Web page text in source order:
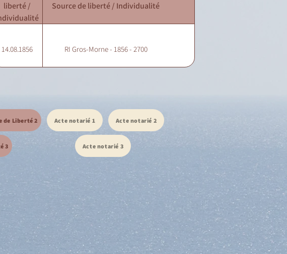
liberté /
Source de liberté / Individualité
14.08.1856 RI Gros-Morne - 1856 - 2700
de Liberté 2
3
Acte notarié 1 Acte notarié 2
Acte notarié 3